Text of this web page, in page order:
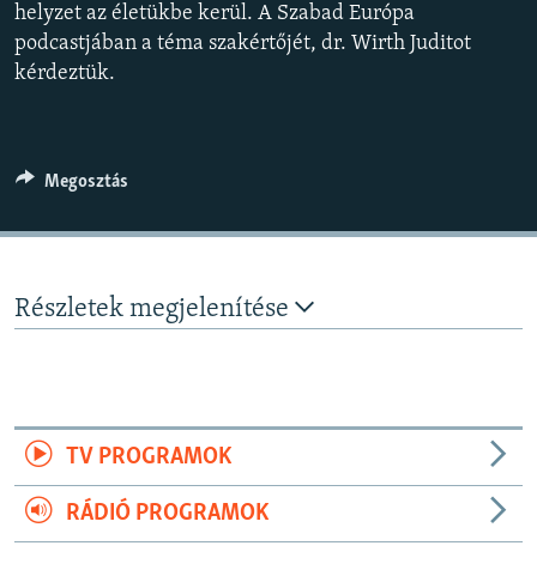
KLÍMAVÁLTOZÁS
A MÚLT TANULSÁGAI
Valamennyi RFE/RL weboldal
helyzet az életükbe kerül. A Szabad Európa
podcastjában a téma szakértőjét, dr. Wirth Juditot
kérdeztük.
Megosztás
Részletek megjelenítése
TV PROGRAMOK
RÁDIÓ PROGRAMOK